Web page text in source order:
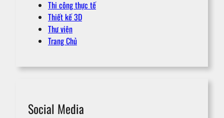
Thi công thực tế
Thiết kế 3D
Thư viện
Trang Chủ
Social Media